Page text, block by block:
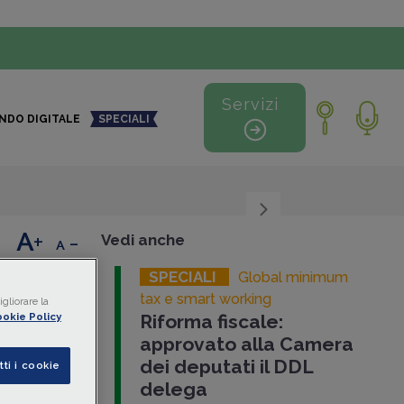
DIGITALE SPECIALI
Servizi
il
a
+ - Vedi anche
SPECIALI
Global minimum
tax e smart working
Riforma fiscale:
approvato alla Camera
dei deputati il DDL
delega
la
Policy
i cookie